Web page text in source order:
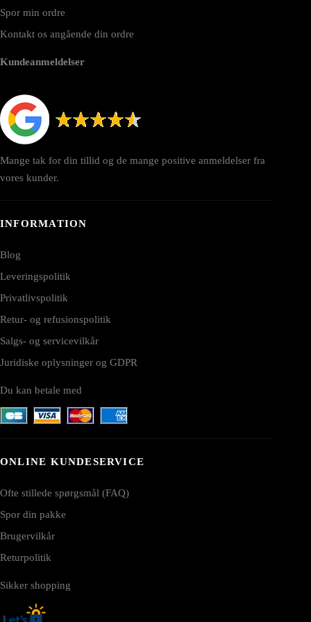
Spor min ordre
Kontakt os angående din ordre
Kundeanmeldelser
Mange tak for din tillid og de mange positive anmeldelser fra
vores kunder.
INFORMATION
Blog
Leveringspolitik
Privatlivspolitik
Retur- og refusionspolitik
Salgs- og servicevilkår
Juridiske oplysninger og GDPR
Du kan betale med
ONLINE KUNDESERVICE
Ofte stillede spørgsmål (FAQ)
Spor din pakke
Brugervilkår
Returpolitik
Sikker shopping